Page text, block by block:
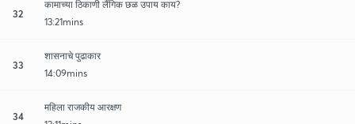
32
कामाच्या ठिकाणी लैंगिक छळ उपाय काय?
13:21mins
33
शासनाचे पुढाकार
14:09mins
34
महिला राजकीय आरक्षण